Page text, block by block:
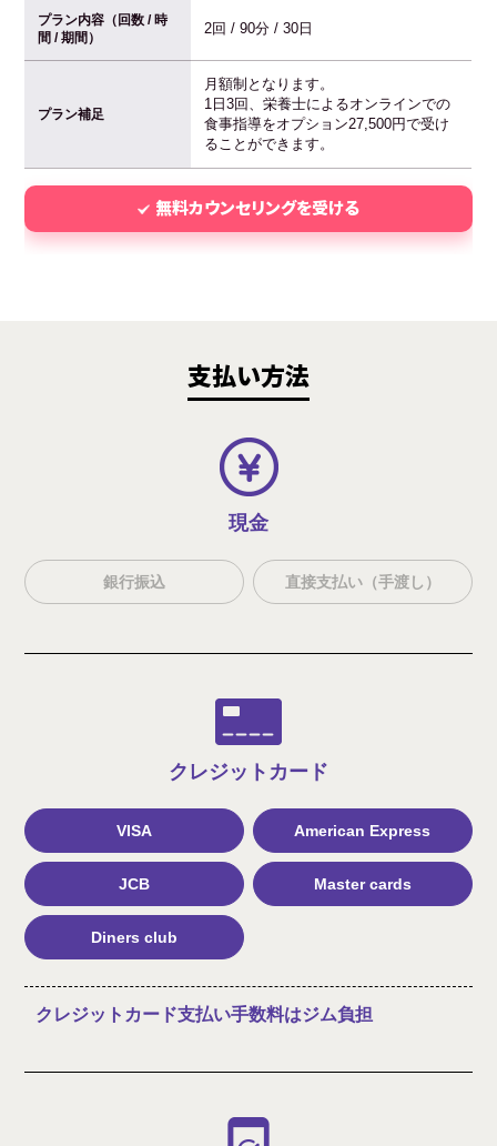
プラン内容（回数 / 時
間 / 期間）
2回 / 90分 / 30日
プラン補足
月額制となります。
1日3回、栄養士によるオンラインでの
食事指導をオプション27,500円で受け
ることができます。
無料カウンセリングを受ける
支払い方法
現金
銀行振込 直接支払い（手渡し）
クレジット カード
VISA American Express
JCB Master cards
Diners club
クレジットカード支払い手数料はジム負担